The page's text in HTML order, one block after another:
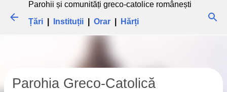
Parohii și comunități greco-catolice românești
Țări
Instituții Orar Hărți
Parohia Greco-Catolică